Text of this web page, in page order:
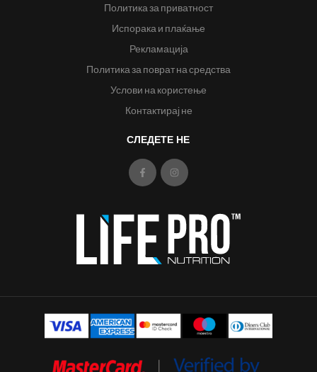
Политика за приватност
Испорака и плаќање
Рекламација
Политика за поврат на средства
Услови на користење
Контактирај не
СЛЕДЕТЕ НЕ